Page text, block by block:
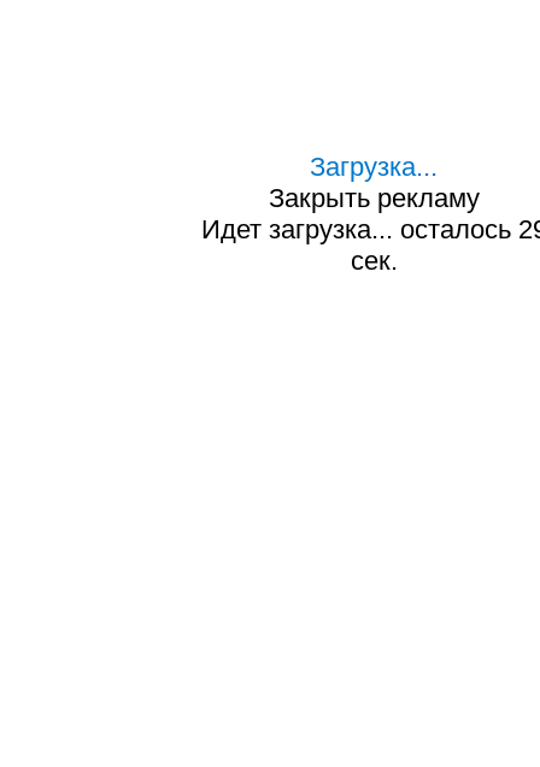
Загрузка...
Закрыть рекламу
Идет загрузка... осталось
сек.